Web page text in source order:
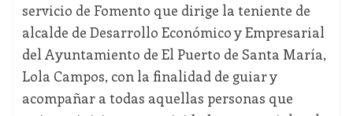
servicio de Fomento que dirige la teniente de
alcalde de Desarrollo Económico y Empresarial
del Ayuntamiento de El Puerto de Santa María,
Lola Campos, con la finalidad de guiar y
acompañar a todas aquellas personas que